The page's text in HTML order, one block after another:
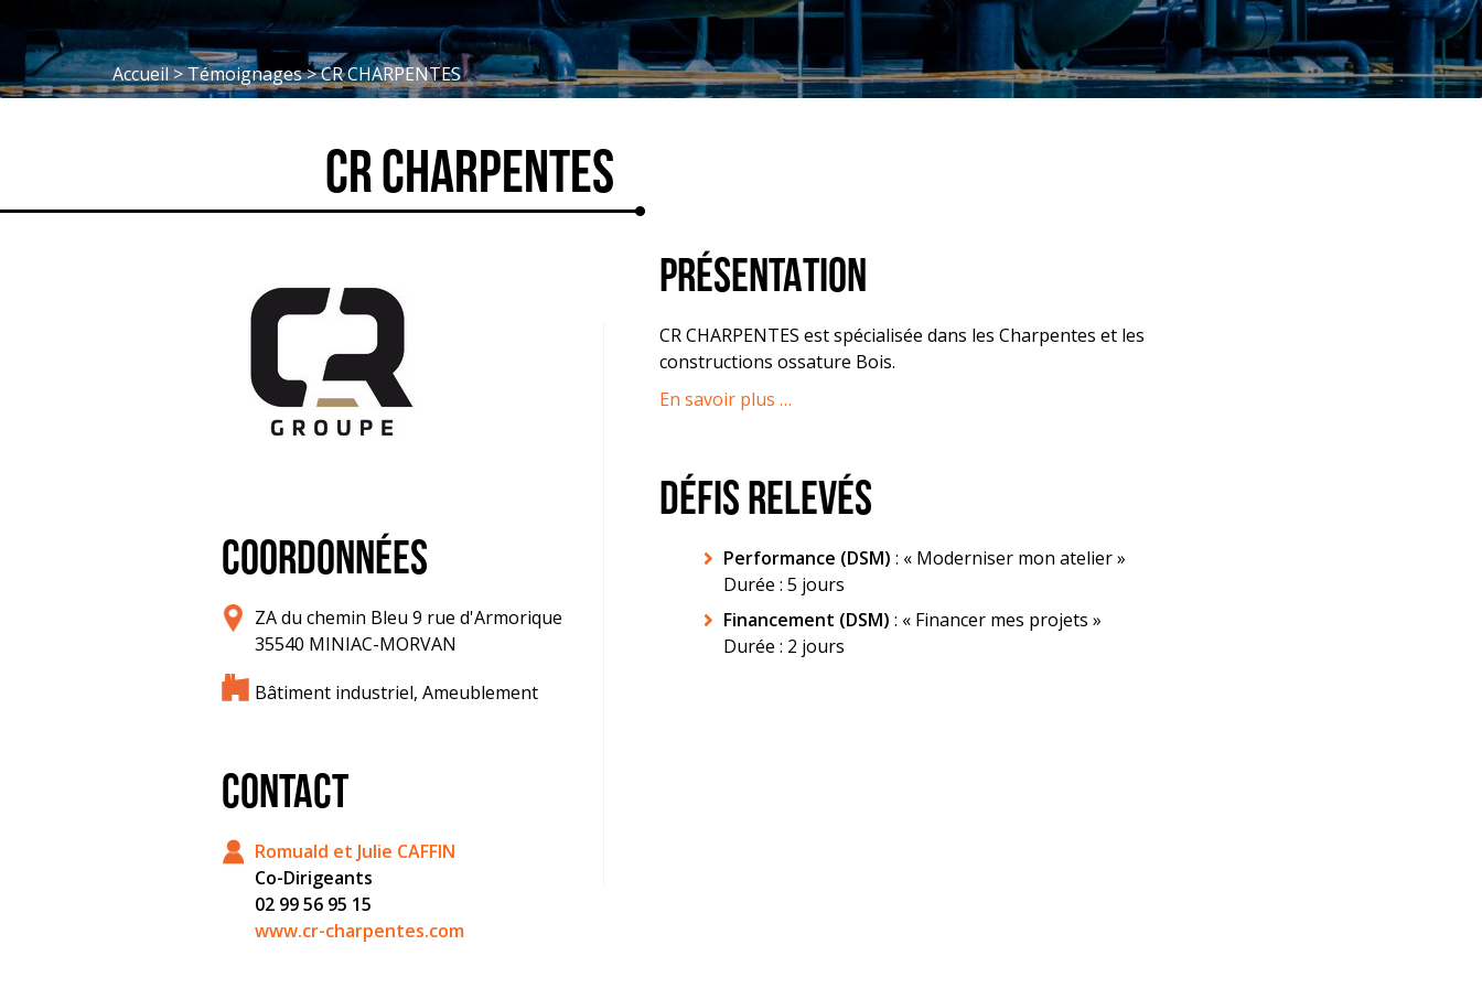
Accueil>Témoignages>CR CHARPENTES
CR CHARPENTES
COORDONNÉES
ZA du chemin Bleu 9 rue d'Armorique
35540 MINIAC-MORVAN
Bâtiment industriel, Ameublement
CONTACT
Romuald et Julie CAFFIN
Co-Dirigeants
02 99 56 95 15
www.cr-charpentes.com
PRÉSENTATION
CR CHARPENTES est spécialisée dans les Charpentes et les
constructions ossature Bois.
En savoir plus …
DÉFIS RELEVÉS
Performance (DSM) : « Moderniser mon atelier »
Durée : 5 jours
Financement (DSM) : « Financer mes projets »
Durée : 2 jours